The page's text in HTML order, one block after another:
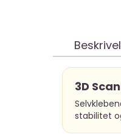
3D
stabilitet